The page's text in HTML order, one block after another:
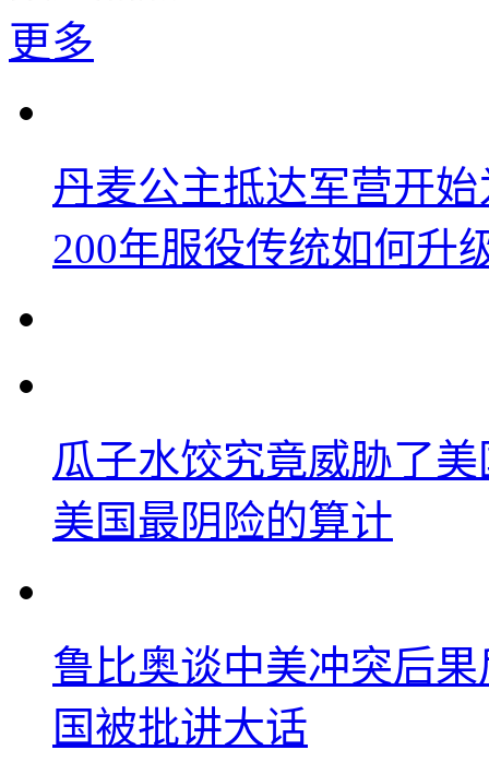
更多
丹麦公主抵达军营开
200年服役传统如何升
瓜子水饺究竟威胁了
美国最阴险的算计
鲁比奥谈中美冲突后
国被批讲大话